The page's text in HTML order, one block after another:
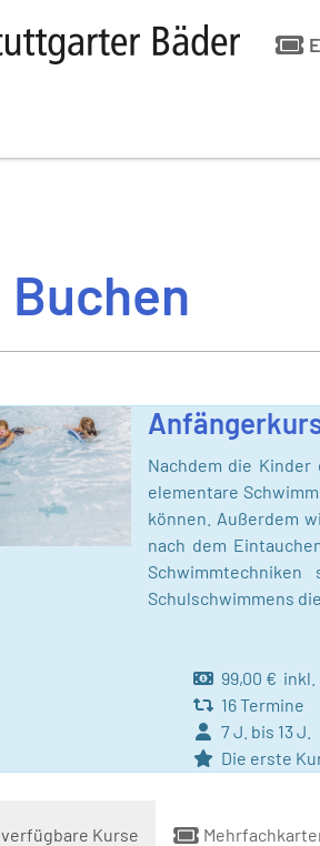
Buchen
Nachdem die
elementare
können. Außerdem
nach dem
Schulschwimmens
99,00 €
16 Termine
7 J. bis 13 J.
Die erste
verfügbare Kurse